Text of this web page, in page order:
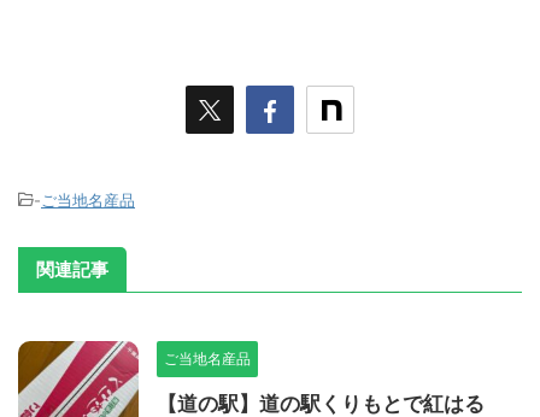
- ご当地名産品
関連記事
ご当地名産品
【道の駅】道の駅くりもとで紅はる